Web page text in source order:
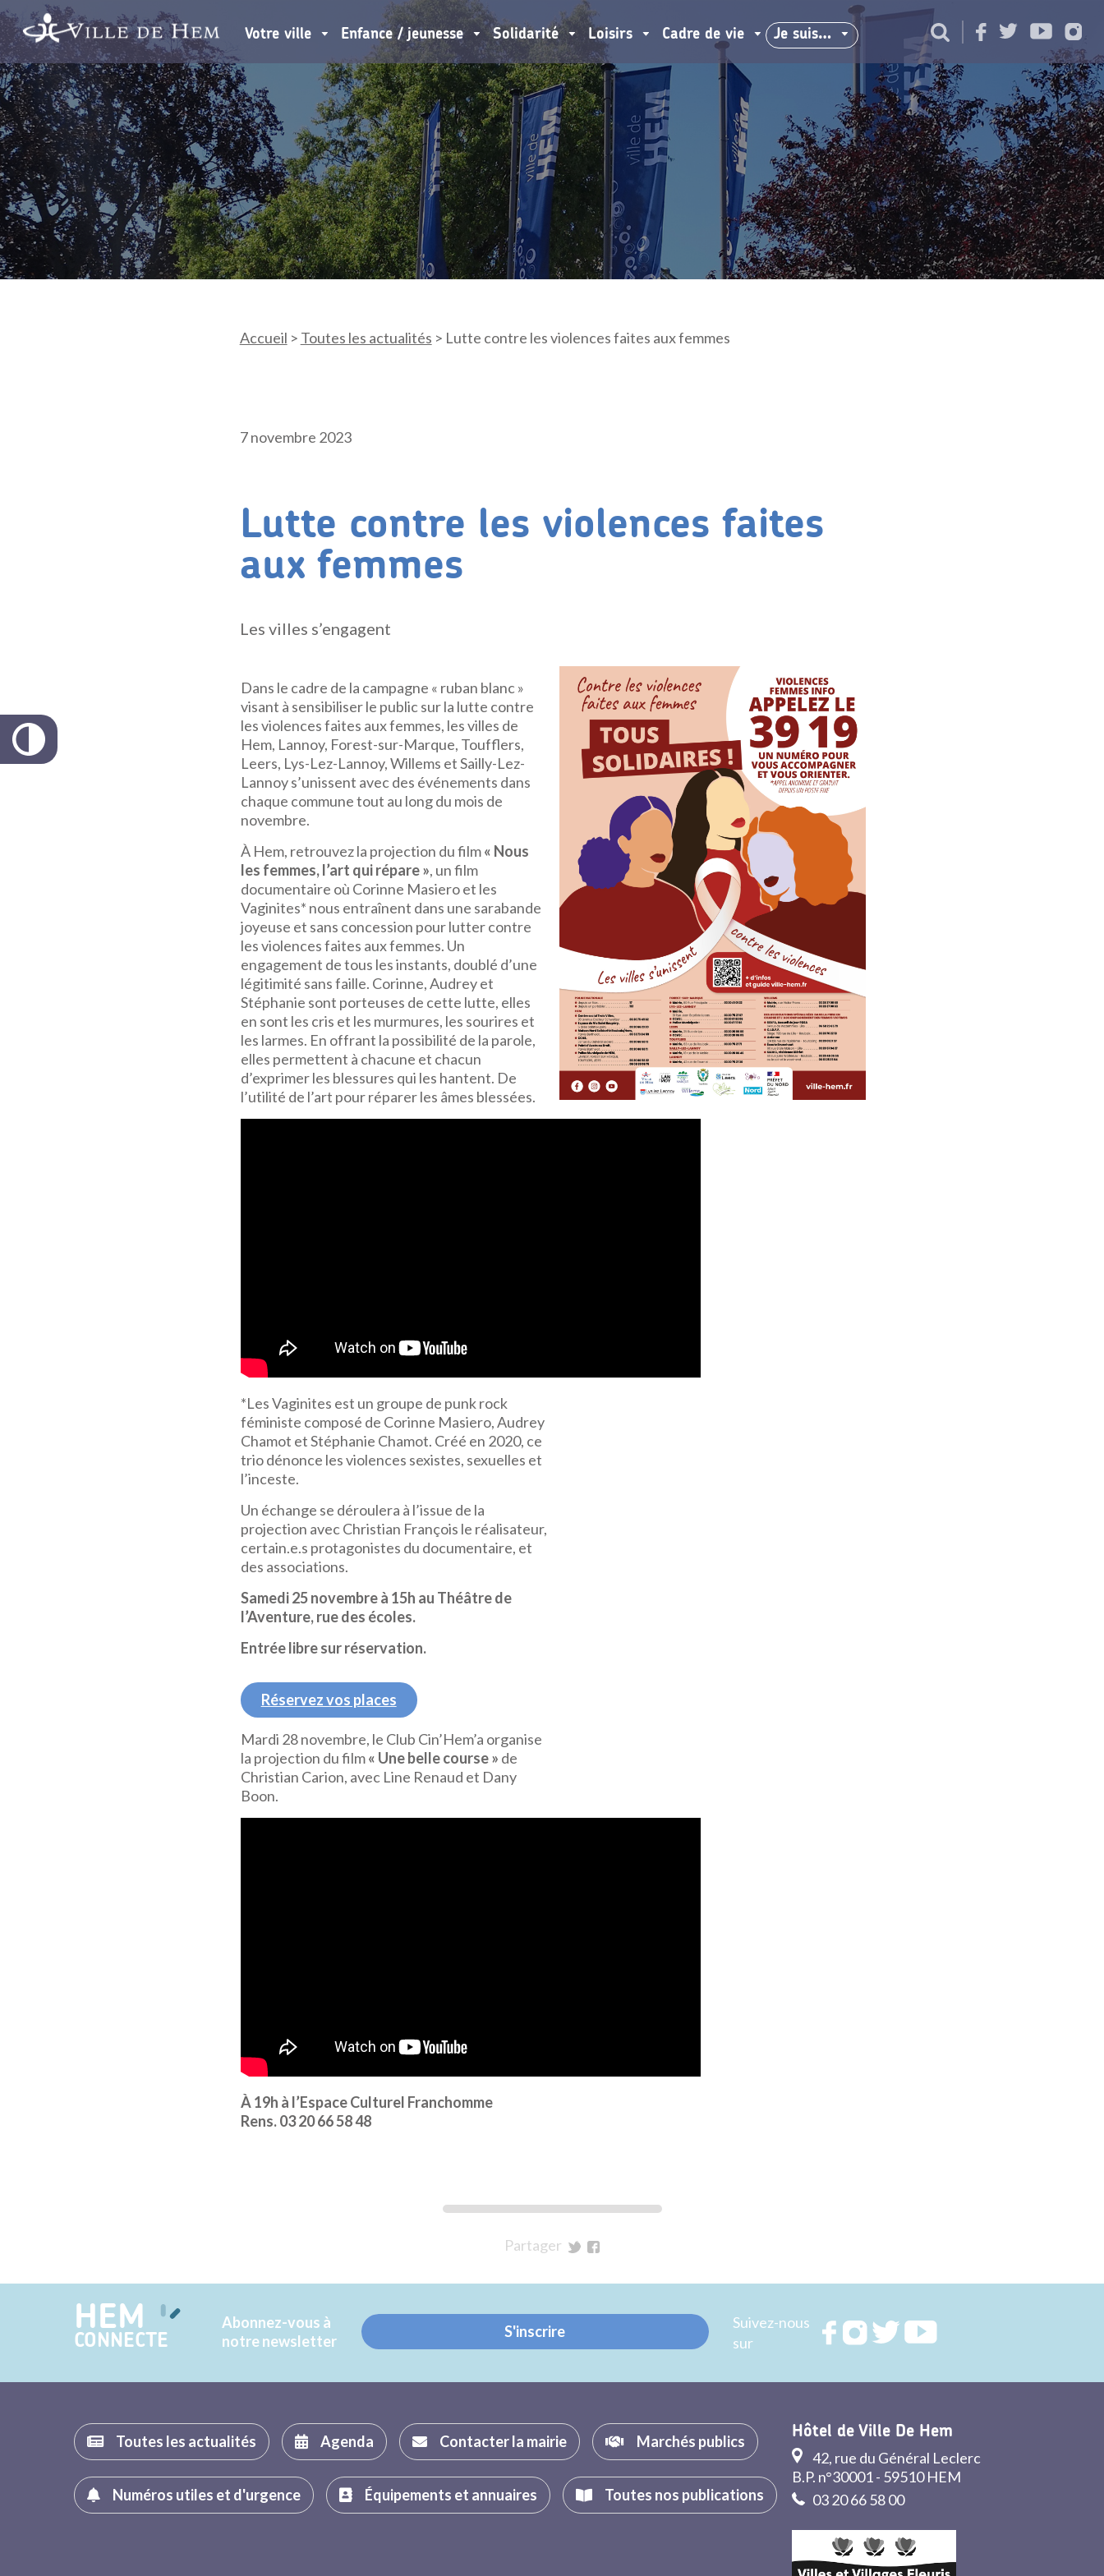
Votre ville Enfance / jeunesse Solidarité Loisirs Cadre de vie Je suis…
Accueil > Toutes les actualités > Lutte contre les violences faites aux femmes
7 novembre 2023
Lutte contre les violences faites
aux femmes
Les villes s’engagent
Dans le cadre de la campagne « ruban blanc »
visant à sensibiliser le public sur la lutte contre
les violences faites aux femmes, les villes de
Hem, Lannoy, Forest-sur-Marque, Toufflers,
Leers, Lys-Lez-Lannoy, Willems et Sailly-Lez-
Lannoy s’unissent avec des événements dans
chaque commune tout au long du mois de
novembre.
À Hem, retrouvez la projection du film« Nous
les femmes, l’art qui répare », un film
documentaire où Corinne Masiero et les
Vaginites* nous entraînent dans une sarabande
joyeuse et sans concession pour lutter contre
les violences faites aux femmes. Un
engagement de tous les instants, doublé d’une
légitimité sans faille. Corinne, Audrey et
Stéphanie sont porteuses de cette lutte, elles
en sont les cris et les murmures, les sourires et
les larmes. En offrant la possibilité de la parole,
elles permettent à chacune et chacun
d’exprimer les blessures qui les hantent. De
l’utilité de l’art pour réparer les âmes blessées.
*Les Vaginites est un groupe de punk rock
féministe composé de Corinne Masiero, Audrey
Chamot et Stéphanie Chamot. Créé en 2020, ce
trio dénonce les violences sexistes, sexuelles et
l’inceste.
Un échange se déroulera à l’issue de la
projection avec Christian François le réalisateur,
certain.e.s protagonistes du documentaire, et
des associations.
Samedi 25 novembre à 15h au Théâtre de
l’Aventure, rue des écoles.
Entrée libre sur réservation.
Réservez vos places
Mardi 28 novembre, le Club Cin’Hem’a organise
la projection du film« Une belle course » de
Christian Carion, avec Line Renaud et Dany
Boon.
À 19h à l’Espace Culturel Franchomme
Rens. 03 20 66 58 48
Partager
Twitter
Facebook
HEM
CONNECTE
Abonnez-vous à
notre newsletter
S'inscrire
Suivez-nous
sur
RejoignezRejoignezRejoignez
Toutes les actualités Agenda Contacter la mairie Marchés publics
Numéros utiles et d'urgence Équipements et annuaires Toutes nos publications
Hôtel de Ville De Hem
42, rue du Général Leclerc
B.P. n°30001 - 59510 HEM
03 20 66 58 00